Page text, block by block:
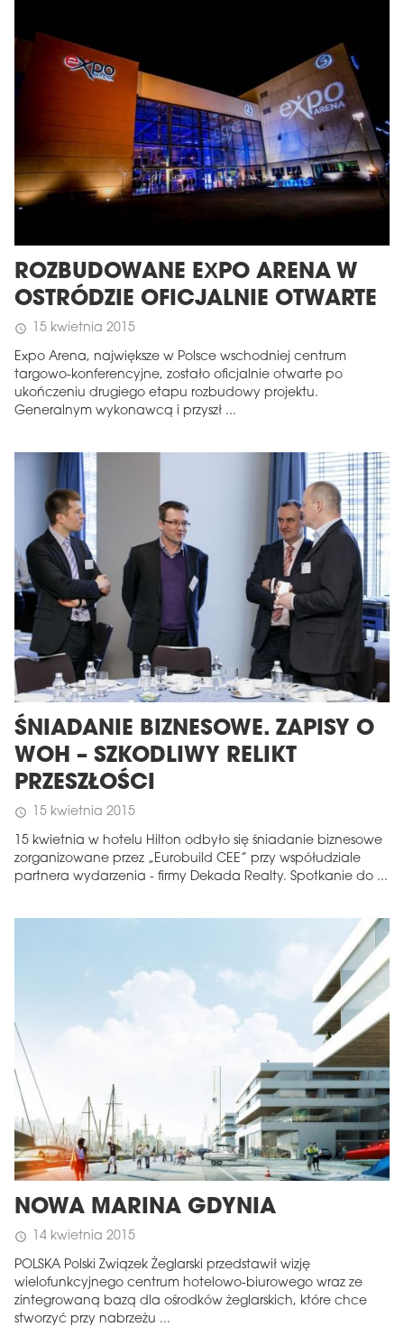
ROZBUDOWANE EXPO ARENA W
OSTRÓDZIE OFICJALNIE OTWARTE
schedule 15 kwietnia 2015
Expo Arena, największe w Polsce wschodniej centrum
targowo-konferencyjne, zostało oficjalnie otwarte po
ukończeniu drugiego etapu rozbudowy projektu.
Generalnym wykonawcą i przyszł ...
ŚNIADANIE BIZNESOWE. ZAPISY O
WOH – SZKODLIWY RELIKT
PRZESZŁOŚCI
schedule 15 kwietnia 2015
15 kwietnia w hotelu Hilton odbyło się śniadanie biznesowe
zorganizowane przez „Eurobuild CEE” przy współudziale
partnera wydarzenia - firmy Dekada Realty. Spotkanie do ...
NOWA MARINA GDYNIA
schedule 14 kwietnia 2015
POLSKA Polski Związek Żeglarski przedstawił wizję
wielofunkcyjnego centrum hotelowo-biurowego wraz ze
zintegrowaną bazą dla ośrodków żeglarskich, które chce
stworzyć przy nabrzeżu ...